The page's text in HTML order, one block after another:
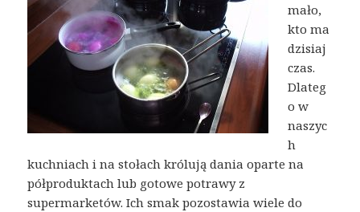
mało,
kto ma
dzisiaj
czas.
Dlateg
o w
naszyc
h
kuchniach i na stołach królują dania oparte na
półproduktach lub gotowe potrawy z
supermarketów. Ich smak pozostawia wiele do